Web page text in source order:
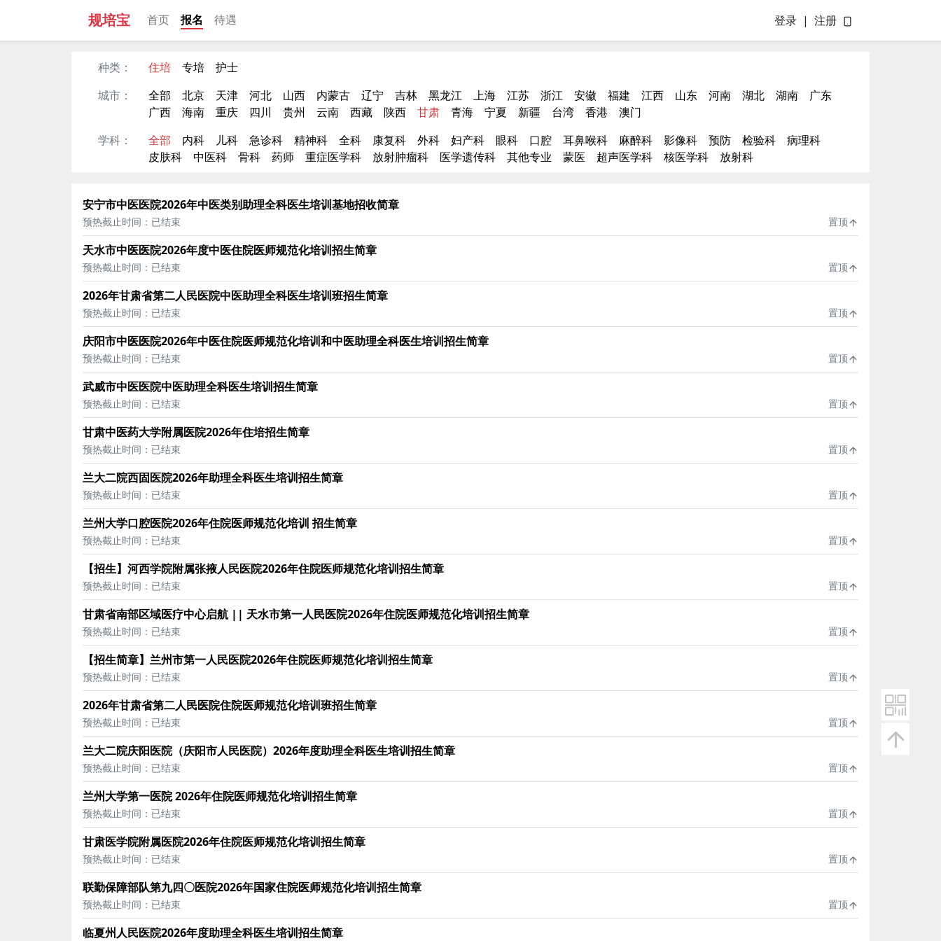
规培宝 首页 报名 待遇 登录 | 注册
种类： 住培 专培
护士
城市：
全部 北京 天津 河北 山西 内蒙古 辽宁 吉林 黑龙江 上海 江苏 浙江 安徽 福建 江西 山东 河南 湖北 湖南
广东
广西
海南 重庆 四川 贵州 云南 西藏 陕西 甘肃 青海 宁夏 新疆 台湾 香港
澳门
学科：
全部 内科 儿科 急诊科 精神科 全科 康复科 外科 妇产科 眼科 口腔 耳鼻喉科 麻醉科 影像科 预防 检验科
病理科
皮肤科
中医科 骨科 药师 重症医学科 放射肿瘤科 医学遗传科 其他专业 蒙医 超声医学科 核医学科 放射科
安宁市中医医院2026年中医类别助理全科医生培训基地招收简章
预热截止时间：已结束 置顶
天水市中医医院2026年度中医住院医师规范化培训招生简章
预热截止时间：已结束 置顶
2026年甘肃省第二人民医院中医助理全科医生培训班招生简章
预热截止时间：已结束 置顶
庆阳市中医医院2026年中医住院医师规范化培训和中医助理全科医生培训招生简章
预热截止时间：已结束 置顶
武威市中医医院中医助理全科医生培训招生简章
预热截止时间：已结束 置顶
甘肃中医药大学附属医院2026年住培招生简章
预热截止时间：已结束 置顶
兰大二院西固医院2026年助理全科医生培训招生简章
预热截止时间：已结束 置顶
兰州大学口腔医院2026年住院医师规范化培训 招生简章
预热截止时间：已结束 置顶
【招生】河西学院附属张掖人民医院2026年住院医师规范化培训招生简章
预热截止时间：已结束 置顶
甘肃省南部区域医疗中心启航 || 天水市第一人民医院2026年住院医师规范化培训招生简章
预热截止时间：已结束 置顶
【招生简章】兰州市第一人民医院2026年住院医师规范化培训招生简章
预热截止时间：已结束 置顶
2026年甘肃省第二人民医院住院医师规范化培训班招生简章
预热截止时间：已结束 置顶
兰大二院庆阳医院（庆阳市人民医院）2026年度助理全科医生培训招生简章
预热截止时间：已结束 置顶
兰州大学第一医院 2026年住院医师规范化培训招生简章
预热截止时间：已结束 置顶
甘肃医学院附属医院2026年住院医师规范化培训招生简章
预热截止时间：已结束 置顶
联勤保障部队第九四〇医院2026年国家住院医师规范化培训招生简章
预热截止时间：已结束 置顶
临夏州人民医院2026年度助理全科医生培训招生简章